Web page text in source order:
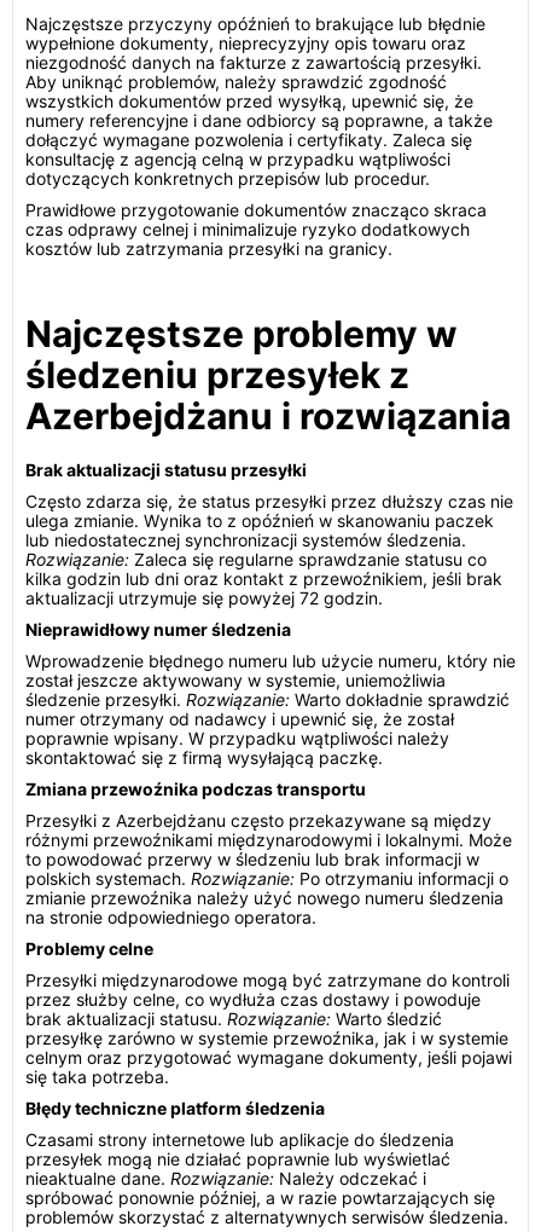
Najczęstsze przyczyny opóźnień to brakujące lub błędnie
wypełnione dokumenty, nieprecyzyjny opis towaru oraz
niezgodność danych na fakturze z zawartością przesyłki.
Aby uniknąć problemów, należy sprawdzić zgodność
wszystkich dokumentów przed wysyłką, upewnić się, że
numery referencyjne i dane odbiorcy są poprawne, a także
dołączyć wymagane pozwolenia i certyfikaty. Zaleca się
konsultację z agencją celną w przypadku wątpliwości
dotyczących konkretnych przepisów lub procedur.
Prawidłowe przygotowanie dokumentów znacząco skraca
czas odprawy celnej i minimalizuje ryzyko dodatkowych
kosztów lub zatrzymania przesyłki na granicy.
Najczęstsze problemy w
śledzeniu przesyłek z
Azerbejdżanu i rozwiązania
Brak aktualizacji statusu przesyłki
Często zdarza się, że status przesyłki przez dłuższy czas nie
ulega zmianie. Wynika to z opóźnień w skanowaniu paczek
lub niedostatecznej synchronizacji systemów śledzenia.
Rozwiązanie: Zaleca się regularne sprawdzanie statusu co
kilka godzin lub dni oraz kontakt z przewoźnikiem, jeśli brak
aktualizacji utrzymuje się powyżej 72 godzin.
Nieprawidłowy numer śledzenia
Wprowadzenie błędnego numeru lub użycie numeru, który nie
został jeszcze aktywowany w systemie, uniemożliwia
śledzenie przesyłki. Rozwiązanie: Warto dokładnie sprawdzić
numer otrzymany od nadawcy i upewnić się, że został
poprawnie wpisany. W przypadku wątpliwości należy
skontaktować się z firmą wysyłającą paczkę.
Zmiana przewoźnika podczas transportu
Przesyłki z Azerbejdżanu często przekazywane są między
różnymi przewoźnikami międzynarodowymi i lokalnymi. Może
to powodować przerwy w śledzeniu lub brak informacji w
polskich systemach. Rozwiązanie: Po otrzymaniu informacji o
zmianie przewoźnika należy użyć nowego numeru śledzenia
na stronie odpowiedniego operatora.
Problemy celne
Przesyłki międzynarodowe mogą być zatrzymane do kontroli
przez służby celne, co wydłuża czas dostawy i powoduje
brak aktualizacji statusu. Rozwiązanie: Warto śledzić
przesyłkę zarówno w systemie przewoźnika, jak i w systemie
celnym oraz przygotować wymagane dokumenty, jeśli pojawi
się taka potrzeba.
Błędy techniczne platform śledzenia
Czasami strony internetowe lub aplikacje do śledzenia
przesyłek mogą nie działać poprawnie lub wyświetlać
nieaktualne dane. Rozwiązanie: Należy odczekać i
spróbować ponownie później, a w razie powtarzających się
problemów skorzystać z alternatywnych serwisów śledzenia.